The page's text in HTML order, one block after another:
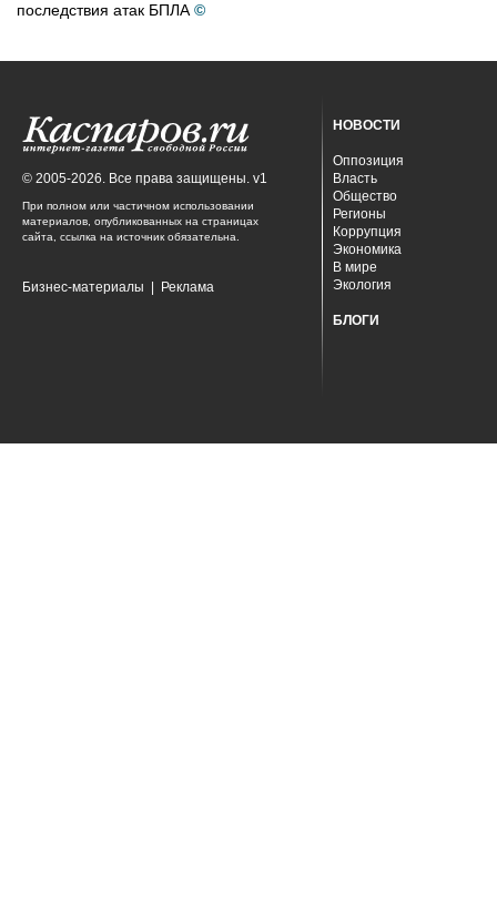
последствия атак БПЛА ©
© 2005-2026. Все права защищены. v1
При полном или частичном использовании
материалов, опубликованных на страницах
сайта, ссылка на источник обязательна.
Бизнес-материалы Реклама
НОВОСТИ
Оппозиция
Власть
Общество
Регионы
Коррупция
Экономика
В мире
Экология
БЛОГИ